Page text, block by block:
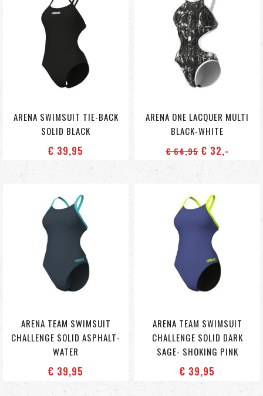
ARENA SWIMSUIT TIE-BACK
SOLID BLACK
€ 39,95
ARENA ONE LACQUER MULTI
BLACK-WHITE
€ 64,95€ 32,-
ARENA TEAM SWIMSUIT
CHALLENGE SOLID ASPHALT-
WATER
€ 39,95
ARENA TEAM SWIMSUIT
CHALLENGE SOLID DARK
SAGE- SHOKING PINK
€ 39,95